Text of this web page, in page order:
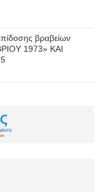
βραβείων
1973» ΚΑΙ